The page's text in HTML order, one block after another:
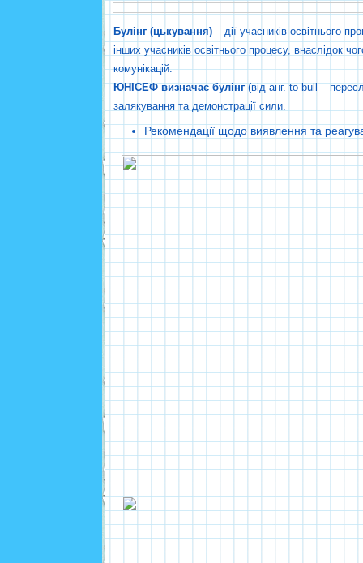
Булінг (цькування)– дії учасників освітнього
інших учасників освітнього процесу, внаслідок
комунікацій.
ЮНІСЕФ визначає булінг(від анг. to bull –
залякування та демонстрації сили.
Рекомендації щодо виявлення та